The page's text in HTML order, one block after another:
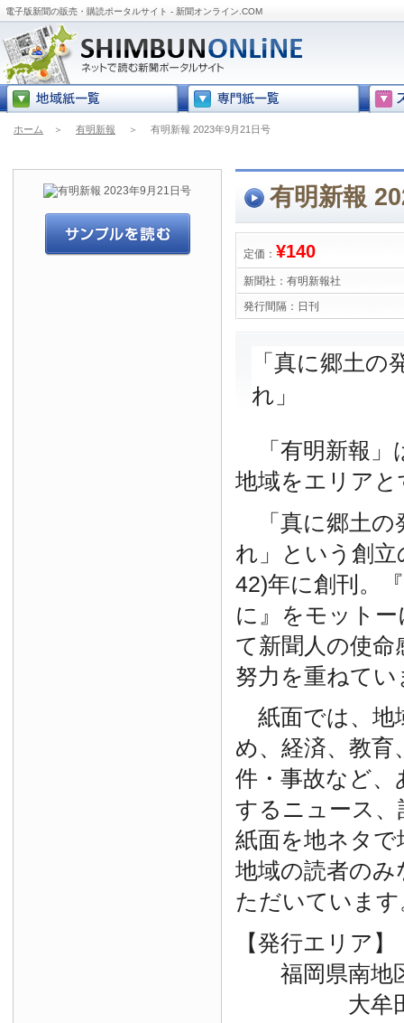
電子版新聞の販売・購読ポータルサイト - 新聞オンライン.COM
ホーム ＞ 有明新報 ＞ 有明新報 2023年9月21日号
有明新報
定価： ¥140
新聞社： 有明新報社
発行間隔： 日刊
「真に郷土の
れ」
「有明新報」
地域をエリア
「真に郷土の
れ」という創
42)年に創刊。
に』をモット
て新聞人の使命
努力を重ねてい
紙面では、地
め、経済、教育
件・事故など
するニュース
紙面を地ネタ
地域の読者の
ただいています
【発行エリア】
福岡県南地
大牟田市